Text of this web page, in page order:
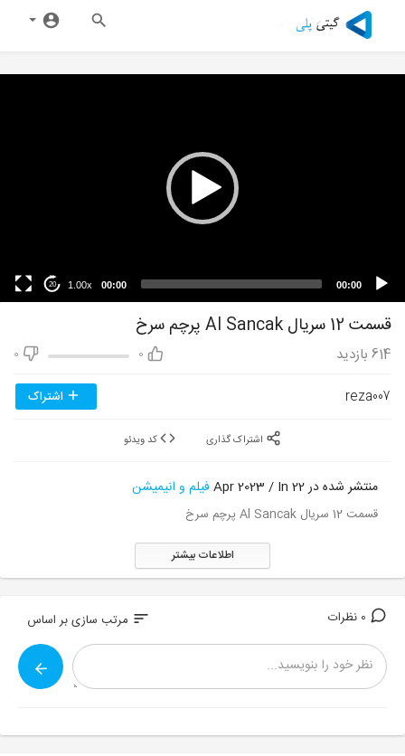
00:00
00:00
1.00x
20
قسمت 12 سریال Al Sancak پرچم سرخ
0
0 614 بازدید
reza007 اشتراک
منتشر شده در 22 Apr 2023 / In فیلم و انیمیشن
قسمت 12 سریال Al Sancak پرچم سرخ
اطلاعات بیشتر
sort مرتب سازی بر اساس